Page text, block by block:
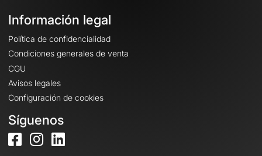
Información legal
Política de confidencialidad
Condiciones generales de venta
CGU
Avisos legales
Configuración de cookies
Síguenos